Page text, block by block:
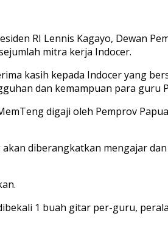
RI Lennis Kagayo, Dewan
mitra kerja Indocer.
kasih kepada Indocer yang
dan kemampuan para guru
digaji oleh Pemprov
diberangkatkan mengajar
1 buah gitar per-guru,